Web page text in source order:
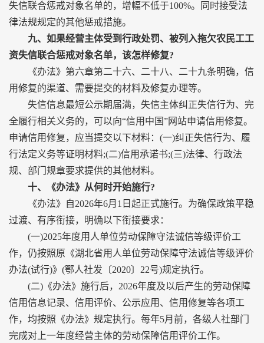
失信联合惩戒对象名单的，增幅不低于100%。同时接受法
律法规规定的其他惩戒措施。
九、如果经营主体受到行政处罚、被列入拖欠农民工工
资失信联合惩戒对象名单，该怎样修复?
《办法》第六章第二十六、二十八、二十九条明确，信
用修复的渠道、需要提交的材料及修复办理等。
失信信息最短公示期届满，失信主体纠正失信行为、完
全履行相关义务的，可以向“信用中国”网站申请信用修复。
申请信用修复，应当提交以下材料：(一)纠正失信行为、履
行法定义务等证明材料;(二)信用承诺书;(三)法律、行政法
规、部门规章要求提供的其他材料。
十、《办法》从何时开始施行?
《办法》自2026年6月1日起正式施行。为确保政策平稳
过渡、有序衔接，明确以下衔接要求：
(一)2025年度用人单位劳动保障守法诚信等级评价工
作，仍按照原《湖北省用人单位劳动保障守法诚信等级评价
办法(试行)》(鄂人社发〔2020〕22号)规定执行。
(二)《办法》施行后，2026年度及以后产生的劳动保障
信用信息记录、信用评价、公示应用、信用修复等各项工
作，均按照《办法》规定执行。每年5月前，各级人社部门
完成对上一年度经营主体的劳动保障信用评价工作。